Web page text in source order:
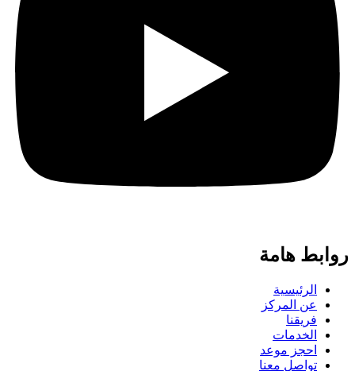
روابط هامة
الرئيسية
عن المركز
فريقنا
الخدمات
احجز موعد
تواصل معنا